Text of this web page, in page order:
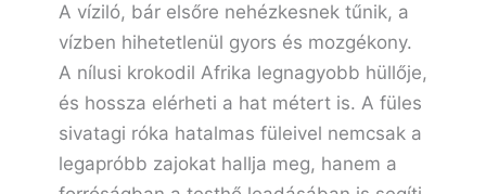
A víziló, bár elsőre nehézkesnek tűnik, a
vízben hihetetlenül gyors és mozgékony.
A nílusi krokodil Afrika legnagyobb hüllője,
és hossza elérheti a hat métert is. A füles
sivatagi róka hatalmas füleivel nemcsak a
legapróbb zajokat hallja meg, hanem a